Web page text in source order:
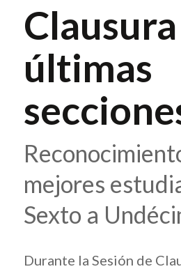
Clausura
últimas
mejores
Sexto a
Durante la Sesión de